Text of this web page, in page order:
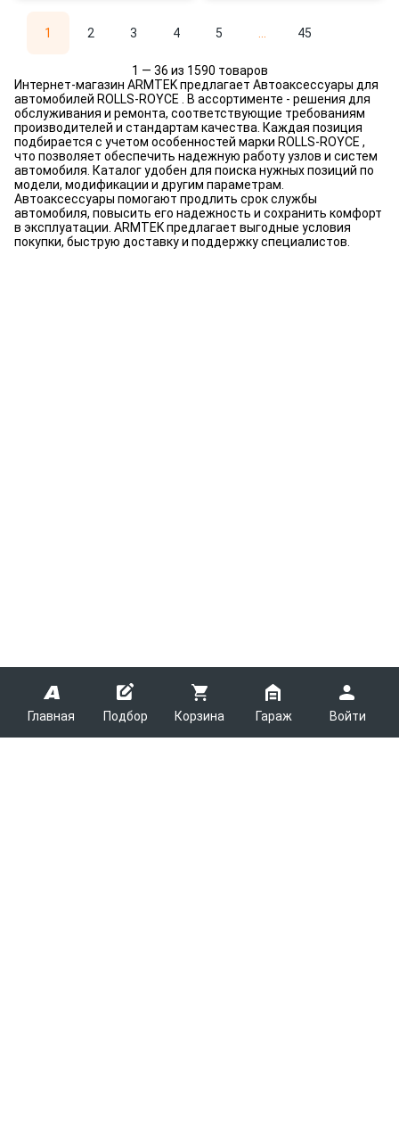
Главная Подбор Корзина Гараж Войти
1 2 3 4 5 45
1 — 36 из 1590 товаров
Интернет-магазин ARMTEK предлагает Автоаксессуары для
автомобилей ROLLS-ROYCE . В ассортименте - решения для
обслуживания и ремонта, соответствующие требованиям
производителей и стандартам качества. Каждая позиция
подбирается с учетом особенностей марки ROLLS-ROYCE ,
что позволяет обеспечить надежную работу узлов и систем
автомобиля. Каталог удобен для поиска нужных позиций по
модели, модификации и другим параметрам.
Автоаксессуары помогают продлить срок службы
автомобиля, повысить его надежность и сохранить комфорт
в эксплуатации. ARMTEK предлагает выгодные условия
покупки, быструю доставку и поддержку специалистов.